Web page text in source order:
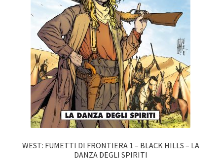
WEST: FUMETTI DI FRONTIERA 1 – BLACK HILLS – LA
DANZA DEGLI SPIRITI